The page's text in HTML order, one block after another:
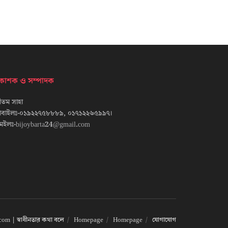
ও সম্পাদক
সাহা
০১৯২২৭৫৮৮৮৯, ০১৭১২২৬৫৯৯৭।
bijoybarta24@gmail.com
| স্বাধীনতার কথা বলে Homepage Homepage যোগাযোগ